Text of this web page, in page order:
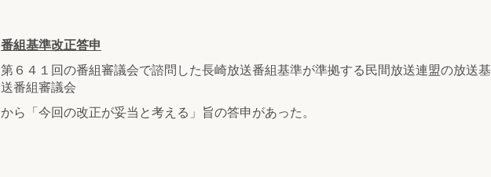
番組基準改正答申
第６４１回の番組審議会で諮問した長崎放送番組基準が準拠する民間放送連盟の放送
送番組審議会
から「今回の改正が妥当と考える」旨の答申があった。